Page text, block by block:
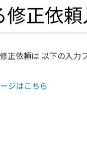
正依
依頼は 以下の入力
ジはこちら